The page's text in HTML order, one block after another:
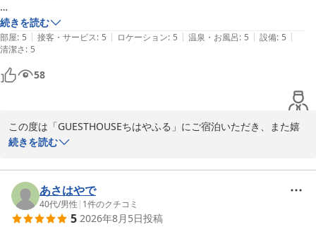
お部屋はリフォームもされているし、とても清潔かつ整然とされていて
とても快適に過ごすことができました。
オーナー様の気遣いも所々に散りばめられていて、帰るのが楽しみでし
た。
また、同行者と別行動の際、うっかり鍵を持たずに出てしまったのです
部屋数も多いので、プライバシーも保たれてよかったです。
地でない分落ち着いて過ごしやすかったです。
また、京都に行く際は利用したいと思いました。
続きを読む
部屋: 5 | 接客・サービス: 5 | ロケーション: 5 | 温泉・お風呂: 5 | 設備: 5 |
清潔さ: 5
58
この度は「GUESTHOUSEちはやふる」にご宿泊いただき、また嬉
しいご感想をお寄せいただきありがとうございます。
和室でのご滞在が快適なものとなり、お着物でのご予定にもお役立
ていただけたとのこと、大変嬉しく拝読させていただきました。
お部屋の清潔さや過ごしやすさ、また私どもの対応につきましても
続きを読む
あさはやで
40代/男性 | 1件のクチコミ
5 2026年8月5日投稿